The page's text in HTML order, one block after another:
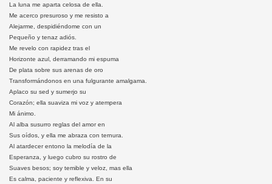
La luna me aparta celosa de ella.
Me acerco presuroso y me resisto a
Alejarme, despidiéndome con un
Pequeño y tenaz adiós.
Me revelo con rapidez tras el
Horizonte azul, derramando mi espuma
De plata sobre sus arenas de oro
Transformándonos en una fulgurante amalgama.
Aplaco su sed y sumerjo su
Corazón; ella suaviza mi voz y atempera
Mi ánimo.
Al alba susurro reglas del amor en
Sus oídos, y ella me abraza con ternura.
Al atardecer entono la melodía de la
Esperanza, y luego cubro su rostro de
Suaves besos; soy temible y veloz, mas ella
Es calma, paciente y reflexiva. En su